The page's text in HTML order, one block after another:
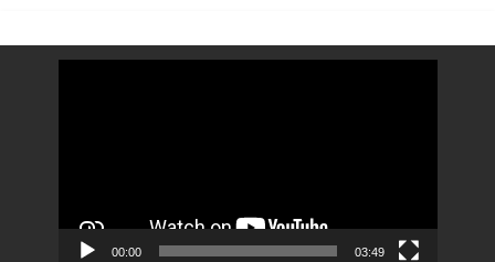
00:00 03:49